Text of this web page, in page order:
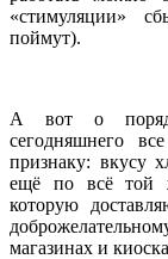
«стимуляции»
поймут).
А вот о
сегодняшнего
признаку: вкусу
ещё по всё той
которую
магазинах и